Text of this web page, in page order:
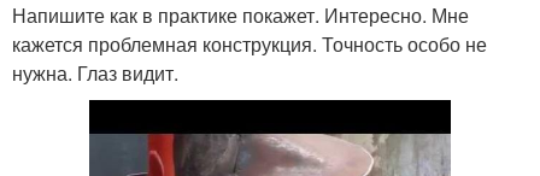
Напишите как в практике покажет. Интересно. Мне
кажется проблемная конструкция. Точность особо не
нужна. Глаз видит.